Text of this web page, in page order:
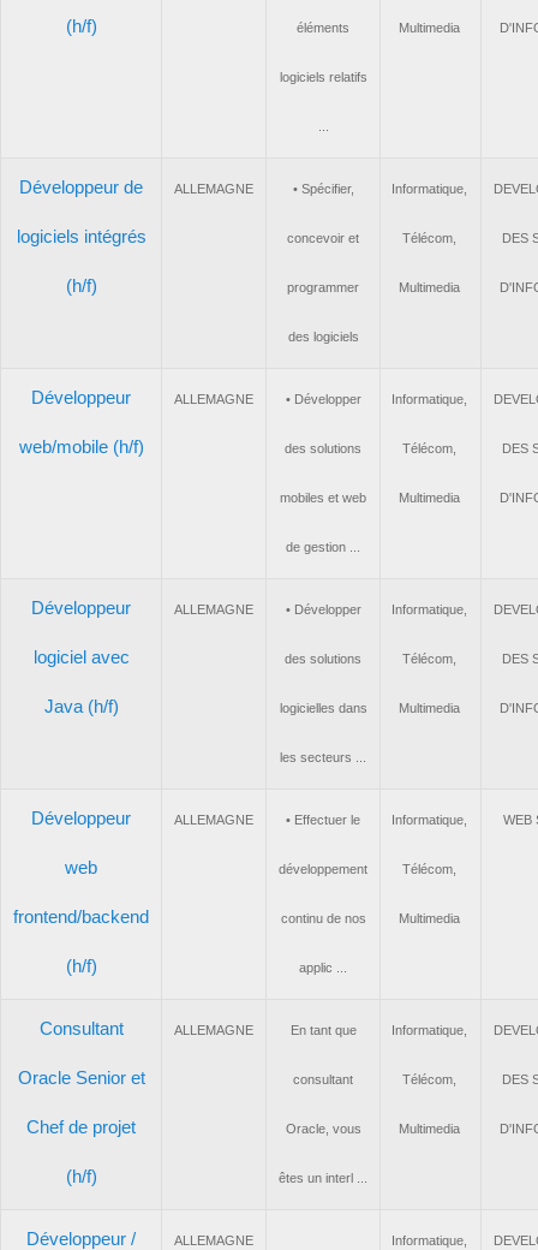
(h/f) éléments
logiciels relatifs
Multimedia
Développeur de
logiciels intégrés
(h/f)
ALLEMAGNE • Spécifier,
concevoir et
programmer
des logiciels
Informatique,
Télécom,
Multimedia
Développeur
web/mobile (h/f)
ALLEMAGNE • Développer
des solutions
mobiles et web
de gestion ...
Informatique,
Télécom,
Multimedia
Développeur
logiciel avec
Java (h/f)
ALLEMAGNE • Développer
des solutions
logicielles dans
les secteurs ...
Informatique,
Télécom,
Multimedia
Développeur
web
frontend/backend
(h/f)
ALLEMAGNE • Effectuer le
développement
continu de nos
applic ...
Informatique,
Télécom,
Multimedia
Consultant
Oracle Senior et
Chef de projet
(h/f)
ALLEMAGNE En tant que
consultant
Oracle, vous
êtes un interl ...
Informatique,
Télécom,
Multimedia
Développeur / ALLEMAGNE Informatique,